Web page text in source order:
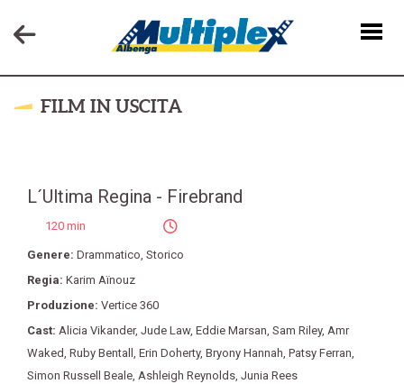
FILM IN USCITA
L´Ultima Regina - Firebrand
120 min
Genere: Drammatico, Storico
Regia: Karim Aïnouz
Produzione: Vertice 360
Cast: Alicia Vikander, Jude Law, Eddie Marsan, Sam Riley, Amr
Waked, Ruby Bentall , Erin Doherty, Bryony Hannah, Patsy Ferran,
Simon Russell Beale, Ashleigh Reynolds, Junia Rees